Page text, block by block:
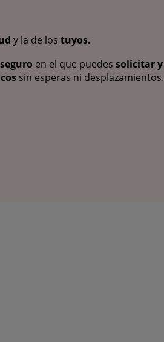
y la de los tuyos.
en el que puedes solicitar y
sin esperas ni desplazamientos.